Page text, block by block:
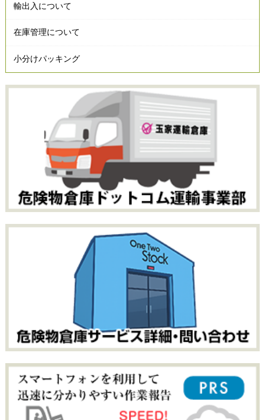
輸出入について
在庫管理について
小分けパッキング